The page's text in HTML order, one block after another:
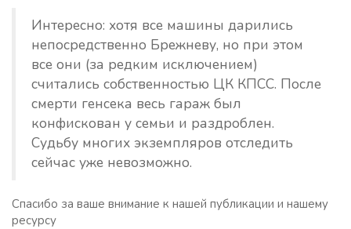
Интересно: хотя все машины дарились
непосредственно Брежневу, но при этом
все они (за редким исключением)
считались собственностью ЦК КПСС. После
смерти генсека весь гараж был
конфискован у семьи и раздроблен.
Судьбу многих экземпляров отследить
сейчас уже невозможно.
Спасибо за ваше внимание к нашей публикации и нашему
ресурсу